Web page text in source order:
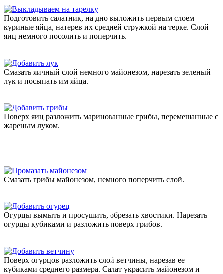
Подготовить салатник, на дно выложить первым слоем
куриные яйца, натерев их средней стружкой на терке. Слой
яиц немного посолить и поперчить.
Смазать яичный слой немного майонезом, нарезать зеленый
лук и посыпать им яйца.
Поверх яиц разложить маринованные грибы, перемешанные с
жареным луком.
Смазать грибы майонезом, немного поперчить слой.
Огурцы вымыть и просушить, обрезать хвостики. Нарезать
огурцы кубиками и разложить поверх грибов.
Поверх огурцов разложить слой ветчины, нарезав ее
кубиками среднего размера. Салат украсить майонезом и